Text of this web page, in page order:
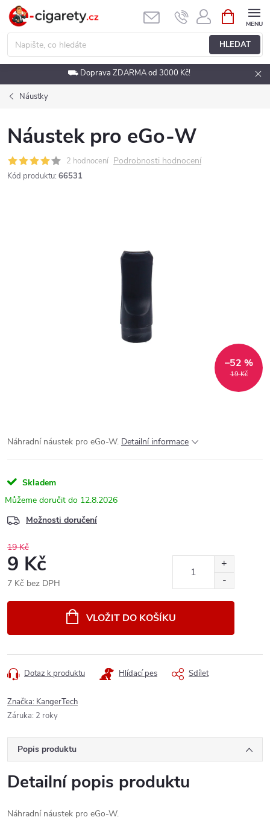
Přejít
obsah
HLEDAT
NÁKUPNÍ
KOŠÍK
⛟ Doprava ZDARMA od 3000 Kč!
Náustky
Náustek pro eGo-W
2 hodnocení Podrobnosti hodnocení
Kód produktu: 66531
19 Kč
–52 %
Náhradní náustek pro eGo-W. Detailní informace
Skladem
12.8.2026
Možnosti doručení
19 Kč
9 Kč
7 Kč bez DPH
VLOŽIT DO KOŠÍKU
Dotaz k produktu Hlídací pes Sdílet
Značka: KangerTech
Záruka: 2 roky
Popis produktu
Detailní popis produktu
Náhradní náustek pro eGo-W.